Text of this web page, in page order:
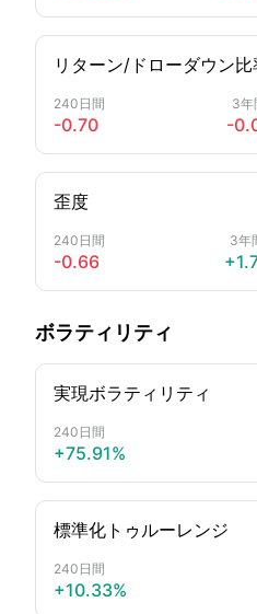
リターン/ドローダウン比
240日間
-0.70
3年
-
歪度
240日間
-0.66
3年
ボラティリティ
実現ボラティリティ
240日間
+75.91%
標準化トゥルーレンジ
240日間
+10.33%